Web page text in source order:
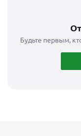
Будьте первым,